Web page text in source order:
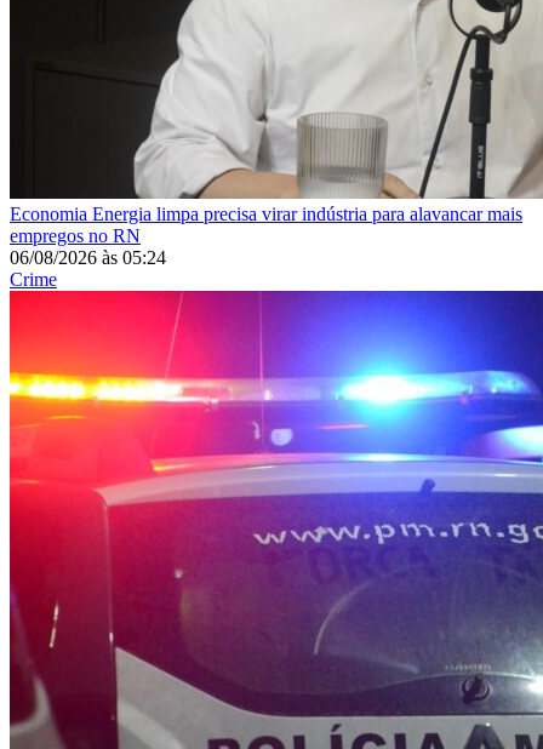
Economia Energia limpa precisa virar indústria para alavancar mais
empregos no RN
06/08/2026 às 05:24
Crime